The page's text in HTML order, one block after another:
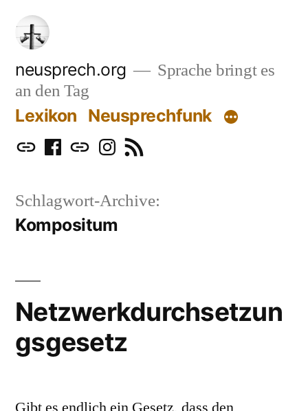
Zum
Inhalt
springen
neusprech.org
Sprache bringt es
an den Tag
Lexikon Neusprechfunk
MastodonFacebook
BlueskyInstagram
RSS
Schlagwort-Archive:
Kompositum
Netzwerkdurchsetzun
gsgesetz